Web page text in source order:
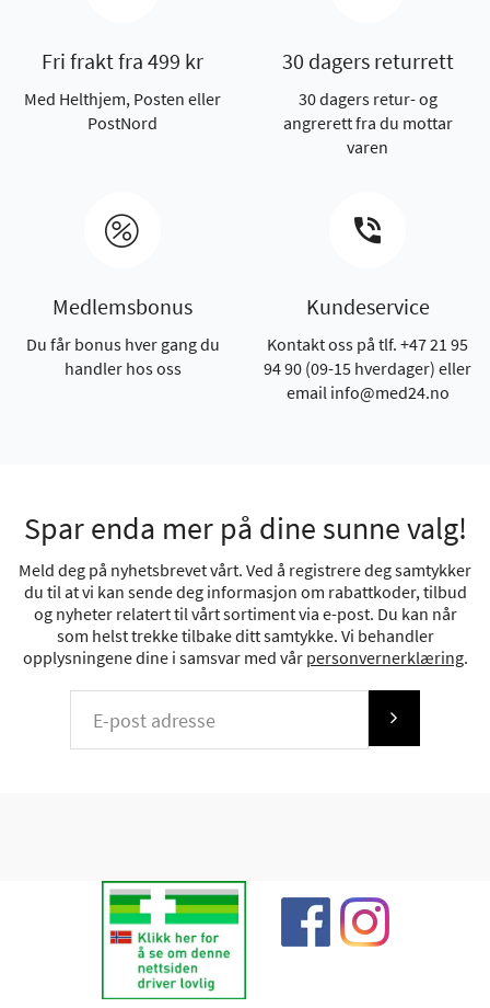
Fri frakt fra 499 kr
Med Helthjem, Posten eller
PostNord
30 dagers returrett
30 dagers retur- og
angrerett fra du mottar
varen
Medlemsbonus
Du får bonus hver gang du
handler hos oss
Kundeservice
Kontakt oss på tlf. +47 21 95
94 90 (09-15 hverdager) eller
email info@med24.no
Spar enda mer på dine sunne valg!
Meld deg på nyhetsbrevet vårt. Ved å registrere deg samtykker
du til at vi kan sende deg informasjon om rabattkoder, tilbud
og nyheter relatert til vårt sortiment via e-post. Du kan når
som helst trekke tilbake ditt samtykke. Vi behandler
opplysningene dine i samsvar med vår personvernerklæring.